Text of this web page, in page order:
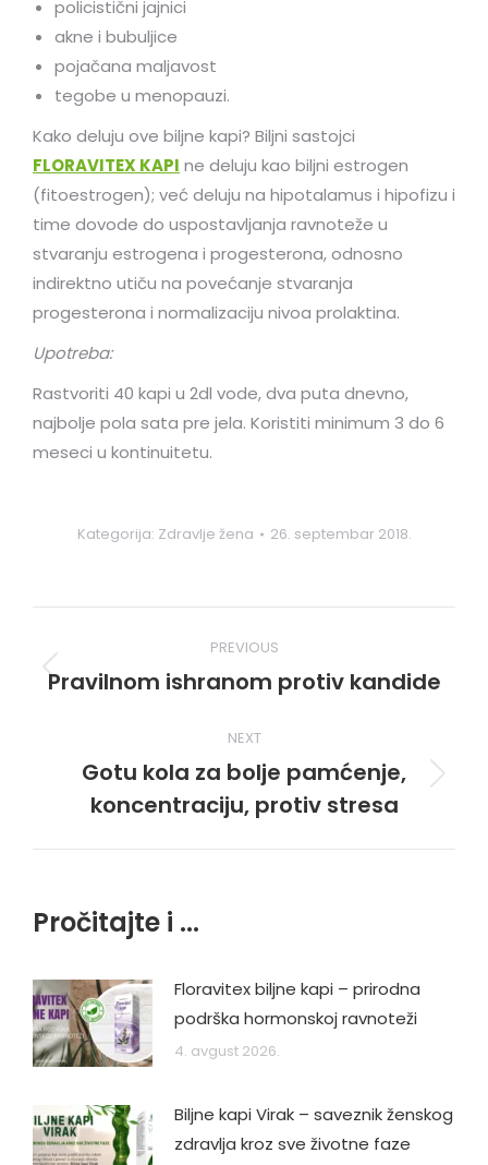
policistični jajnici
akne i bubuljice
pojačana maljavost
tegobe u menopauzi.
Kako deluju ove biljne kapi? Biljni sastojci
FLORAVITEX KAPI ne deluju kao biljni estrogen
(fitoestrogen); već deluju na hipotalamus i hipofizu i
time dovode do uspostavljanja ravnoteže u
stvaranju estrogena i progesterona, odnosno
indirektno utiču na povećanje stvaranja
progesterona i normalizaciju nivoa prolaktina.
Upotreba:
Rastvoriti 40 kapi u 2dl vode, dva puta dnevno,
najbolje pola sata pre jela. Koristiti minimum 3 do 6
meseci u kontinuitetu.
Kategorija: Zdravlje žena 26. septembar 2018.
navigation
PREVIOUS
Previous
Pravilnom ishranom protiv kandide
NEXT
Next
post:
Gotu kola za bolje pamćenje,
koncentraciju, protiv stresa
Pročitajte i ...
Floravitex biljne kapi – prirodna
podrška hormonskoj ravnoteži
4. avgust 2026.
Biljne kapi Virak – saveznik ženskog
zdravlja kroz sve životne faze